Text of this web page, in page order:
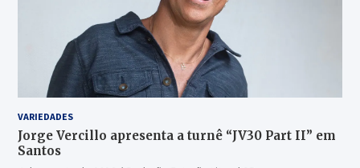
VARIEDADES
Jorge Vercillo apresenta a turnê “JV30 Part II” em
Santos